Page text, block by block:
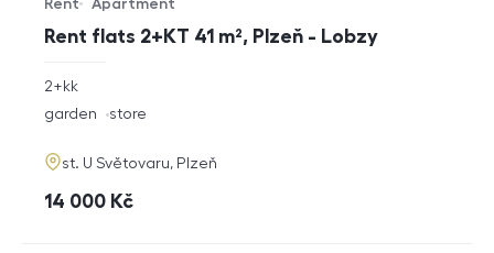
Rent flats 2+KT 41 m², Plzeň - Lobzy
Offer type
Rent
Property type
Apartment
rozměry
2+kk
funkce
garden store
adresa
st. U Světovaru, Plzeň
cena
14 000 Kč